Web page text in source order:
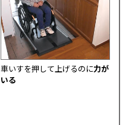
車いすを押して上げるのに力が
いる